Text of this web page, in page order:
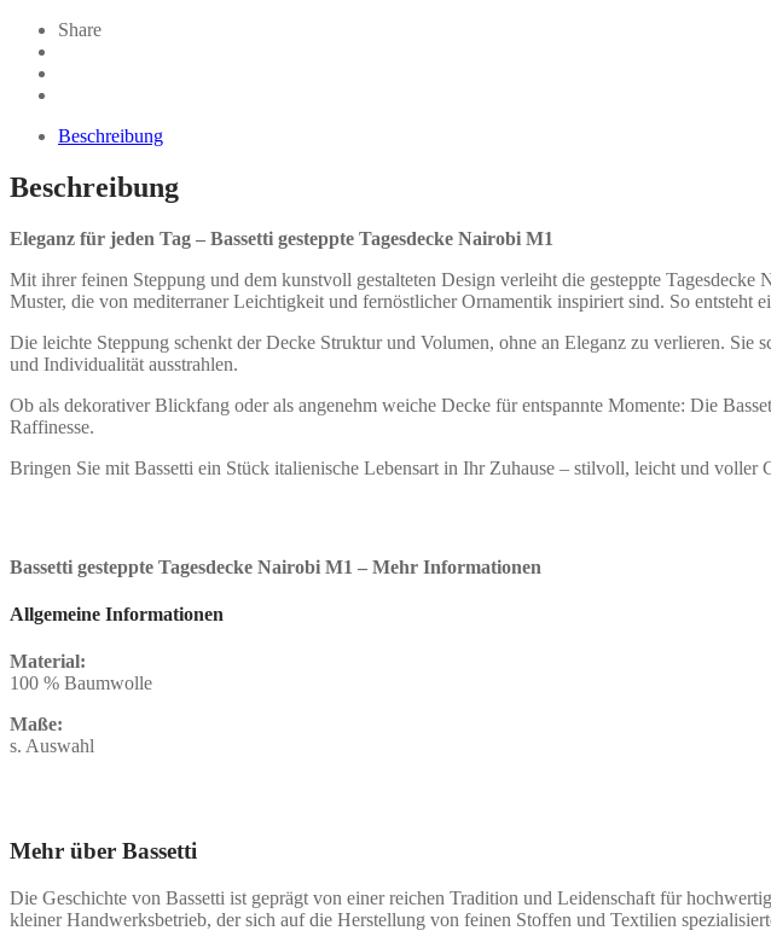
Share
Beschreibung
Beschreibung
Eleganz für jeden Tag – Bassetti gesteppte Tagesdecke Nairobi M1
Mit ihrer feinen Steppung und dem kunstvoll gestalteten Design verleiht die gesteppte
Muster, die von mediterraner Leichtigkeit und fernöstlicher Ornamentik inspiriert sind. So
Die leichte Steppung schenkt der Decke Struktur und Volumen, ohne an Eleganz zu verlieren.
und Individualität ausstrahlen.
Ob als dekorativer Blickfang oder als angenehm weiche Decke für entspannte Momente: Die
Raffinesse.
Bringen Sie mit Bassetti ein Stück italienische Lebensart in Ihr Zuhause – stilvoll, leicht und voller
Bassetti gesteppte Tagesdecke Nairobi M1 – Mehr Informationen
Allgemeine Informationen
Material:
100 % Baumwolle
Maße:
s. Auswahl
Mehr über Bassetti
Die Geschichte von Bassetti ist geprägt von einer reichen Tradition und Leidenschaft für
kleiner Handwerksbetrieb, der sich auf die Herstellung von feinen Stoffen und Textilien